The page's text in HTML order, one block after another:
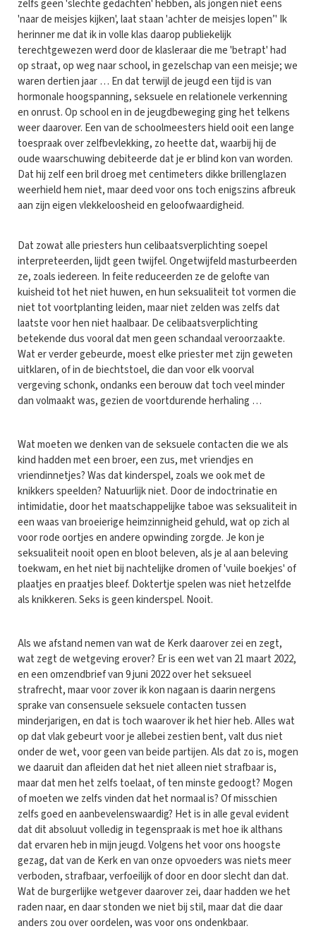
zelfs geen 'slechte gedachten' hebben, als jongen niet eens
'naar de meisjes kijken', laat staan 'achter de meisjes lopen’' Ik
herinner me dat ik in volle klas daarop publiekelijk
terechtgewezen werd door de klasleraar die me 'betrapt' had
op straat, op weg naar school, in gezelschap van een meisje; we
waren dertien jaar … En dat terwijl de jeugd een tijd is van
hormonale hoogspanning, seksuele en relationele verkenning
en onrust. Op school en in de jeugdbeweging ging het telkens
weer daarover. Een van de schoolmeesters hield ooit een lange
toespraak over zelfbevlekking, zo heette dat, waarbij hij de
oude waarschuwing debiteerde dat je er blind kon van worden.
Dat hij zelf een bril droeg met centimeters dikke brillenglazen
weerhield hem niet, maar deed voor ons toch enigszins afbreuk
aan zijn eigen vlekkeloosheid en geloofwaardigheid.
Dat zowat alle priesters hun celibaatsverplichting soepel
interpreteerden, lijdt geen twijfel. Ongetwijfeld masturbeerden
ze, zoals iedereen. In feite reduceerden ze de gelofte van
kuisheid tot het niet huwen, en hun seksualiteit tot vormen die
niet tot voortplanting leiden, maar niet zelden was zelfs dat
laatste voor hen niet haalbaar. De celibaatsverplichting
betekende dus vooral dat men geen schandaal veroorzaakte.
Wat er verder gebeurde, moest elke priester met zijn geweten
uitklaren, of in de biechtstoel, die dan voor elk voorval
vergeving schonk, ondanks een berouw dat toch veel minder
dan volmaakt was, gezien de voortdurende herhaling …
Wat moeten we denken van de seksuele contacten die we als
kind hadden met een broer, een zus, met vriendjes en
vriendinnetjes? Was dat kinderspel, zoals we ook met de
knikkers speelden? Natuurlijk niet. Door de indoctrinatie en
intimidatie, door het maatschappelijke taboe was seksualiteit in
een waas van broeierige heimzinnigheid gehuld, wat op zich al
voor rode oortjes en andere opwinding zorgde. Je kon je
seksualiteit nooit open en bloot beleven, als je al aan beleving
toekwam, en het niet bij nachtelijke dromen of 'vuile boekjes' of
plaatjes en praatjes bleef. Doktertje spelen was niet hetzelfde
als knikkeren. Seks is geen kinderspel. Nooit.
Als we afstand nemen van wat de Kerk daarover zei en zegt,
wat zegt de wetgeving erover? Er is een wet van 21 maart 2022,
en een omzendbrief van 9 juni 2022 over het seksueel
strafrecht, maar voor zover ik kon nagaan is daarin nergens
sprake van consensuele seksuele contacten tussen
minderjarigen, en dat is toch waarover ik het hier heb. Alles wat
op dat vlak gebeurt voor je allebei zestien bent, valt dus niet
onder de wet, voor geen van beide partijen. Als dat zo is, mogen
we daaruit dan afleiden dat het niet alleen niet strafbaar is,
maar dat men het zelfs toelaat, of ten minste gedoogt? Mogen
of moeten we zelfs vinden dat het normaal is? Of misschien
zelfs goed en aanbevelenswaardig? Het is in alle geval evident
dat dit absoluut volledig in tegenspraak is met hoe ik althans
dat ervaren heb in mijn jeugd. Volgens het voor ons hoogste
gezag, dat van de Kerk en van onze opvoeders was niets meer
verboden, strafbaar, verfoeilijk of door en door slecht dan dat.
Wat de burgerlijke wetgever daarover zei, daar hadden we het
raden naar, en daar stonden we niet bij stil, maar dat die daar
anders zou over oordelen, was voor ons ondenkbaar.